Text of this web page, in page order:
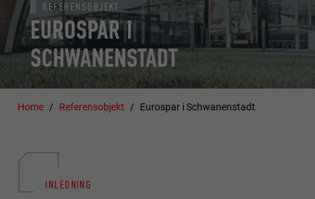
EUROSPAR I
SCHWANENSTADT
REFERENSOBJEKT
Home Referensobjekt Eurospar i Schwanenstadt
INLEDNING